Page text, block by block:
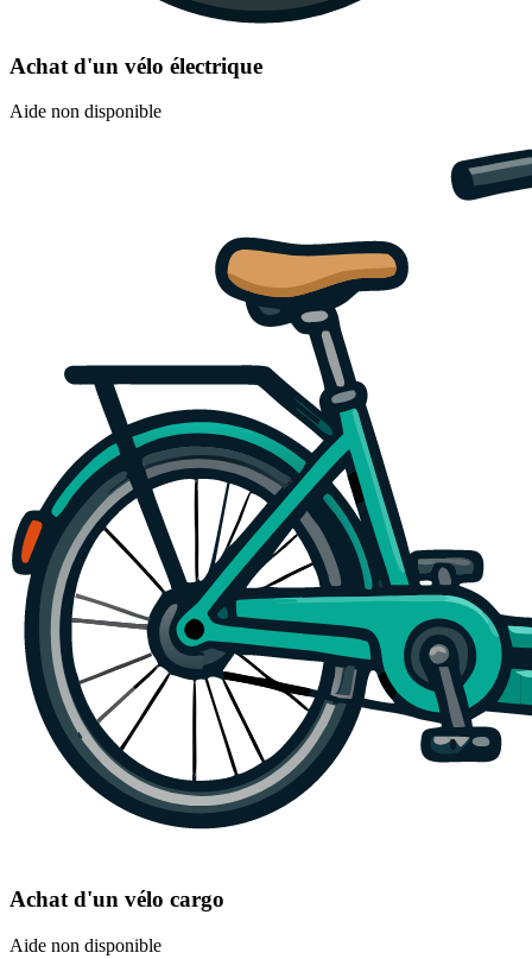
Achat d'un vélo électrique
Aide non disponible
Achat d'un vélo cargo
Aide non disponible